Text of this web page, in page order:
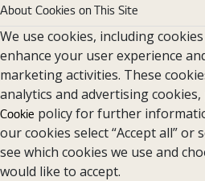
About Cookies on This Site
We use cookies, including
enhance your user experience
marketing activities. These
analytics and advertising
Cookie policy for further
our cookies select “Accept all” or
see which cookies we use and
would like to accept.